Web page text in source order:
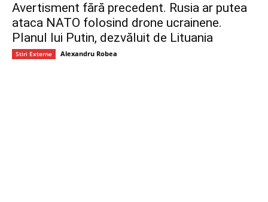
Avertisment fără precedent. Rusia ar putea
ataca NATO folosind drone ucrainene.
Planul lui Putin, dezvăluit de Lituania
Stiri Externe Alexandru Robea